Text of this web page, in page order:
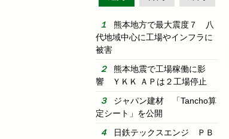
熊本地方で最大震度７ 八
代地域中心に工場やインフラに
被害
熊本地震で工場稼働に影
響 ＹＫＫ ＡＰは２工場停止
ジャパン建材 「Tancho算
定シート」を公開
日鉄テックスエンジ ＰＢ